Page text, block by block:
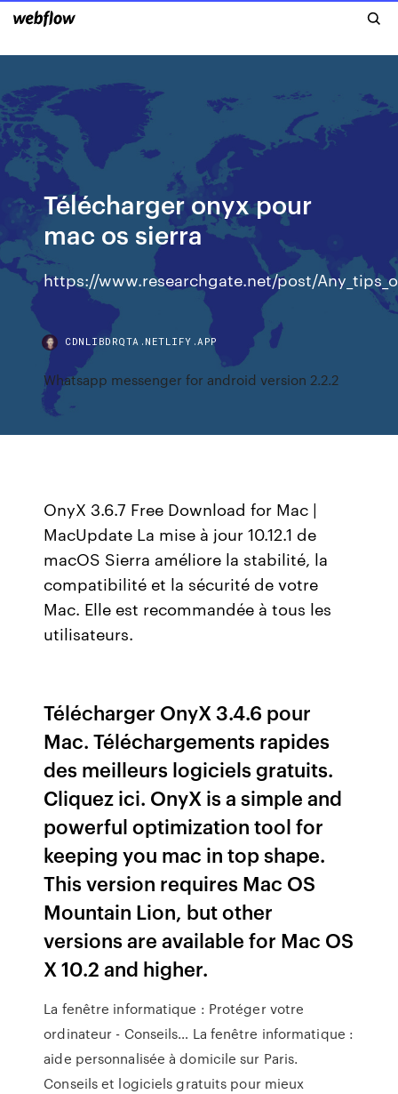
Télécharger onyx pour
mac os sierra
https://www.researchgate.net/post/
CDNLIBDRQTA.NETLIFY.APP
Whatsapp messenger for android version 2.2.2
OnyX 3.6.7 Free Download for Mac |
MacUpdate La mise à jour 10.12.1 de
macOS Sierra améliore la stabilité, la
compatibilité et la sécurité de votre
Mac. Elle est recommandée à tous les
utilisateurs.
Télécharger OnyX 3.4.6 pour
Mac. Téléchargements rapides
des meilleurs logiciels gratuits.
Cliquez ici. OnyX is a simple and
powerful optimization tool for
keeping you mac in top shape.
This version requires Mac OS
Mountain Lion, but other
versions are available for Mac OS
X 10.2 and higher.
La fenêtre informatique : Protéger votre
ordinateur - Conseils… La fenêtre informatique :
aide personnalisée à domicile sur Paris.
Conseils et logiciels gratuits pour mieux